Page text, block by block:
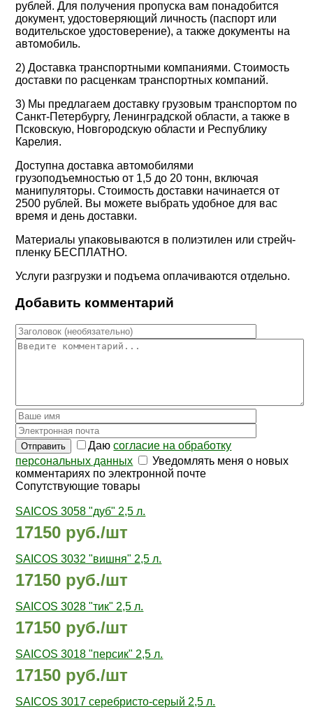
рублей. Для получения пропуска вам понадобится
документ, удостоверяющий личность (паспорт или
водительское удостоверение), а также документы на
автомобиль.
2) Доставка транспортными компаниями. Стоимость
доставки по расценкам транспортных компаний.
3) Мы предлагаем доставку грузовым транспортом по
Санкт-Петербургу, Ленинградской области, а также в
Псковскую, Новгородскую области и Республику
Карелия.
Доступна доставка автомобилями
грузоподъемностью от 1,5 до 20 тонн, включая
манипуляторы. Стоимость доставки начинается от
2500 рублей. Вы можете выбрать удобное для вас
время и день доставки.
Материалы упаковываются в полиэтилен или стрейч-
пленку БЕСПЛАТНО.
Услуги разгрузки и подъема оплачиваются отдельно.
Добавить комментарий
Отправить Даюсогласие на обработку
персональных данных
Уведомлять меня о новых
комментариях по электронной почте
Сопутствующие товары
SAICOS 3058 "дуб" 2,5 л.
17150 руб./шт
SAICOS 3032 "вишня" 2,5 л.
17150 руб./шт
SAICOS 3028 "тик" 2,5 л.
17150 руб./шт
SAICOS 3018 "персик" 2,5 л.
17150 руб./шт
SAICOS 3017 cеребристо-серый 2,5 л.